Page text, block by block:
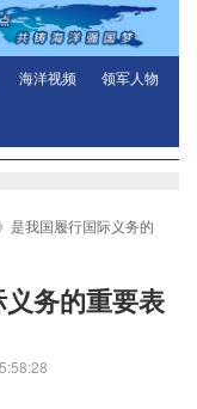
海洋视频 领军人物
是我国履行国际义务的
义务的重要表